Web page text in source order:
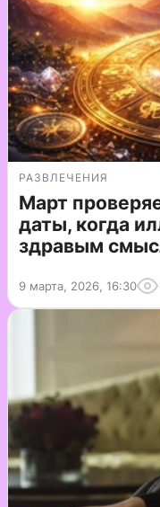
РАЗВЛЕЧЕНИЯ
Март
даты, когда
здравым
9 марта, 2026, 16:30